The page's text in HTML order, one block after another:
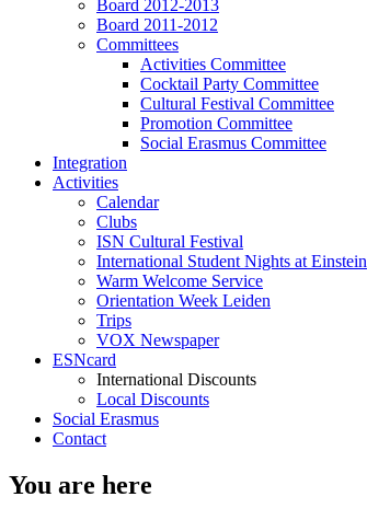
Board 2012-2013
Board 2011-2012
Committees
Activities Committee
Cocktail Party Committee
Cultural Festival Committee
Promotion Committee
Social Erasmus Committee
Integration
Activities
Calendar
Clubs
ISN Cultural Festival
International Student Nights at Einstein
Warm Welcome Service
Orientation Week Leiden
Trips
VOX Newspaper
ESNcard
International Discounts
Local Discounts
Social Erasmus
Contact
You are here